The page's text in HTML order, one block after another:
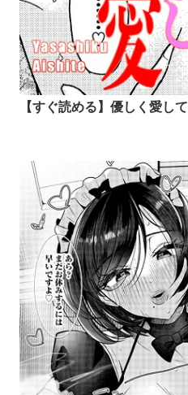
【すぐ読める】優しく愛して